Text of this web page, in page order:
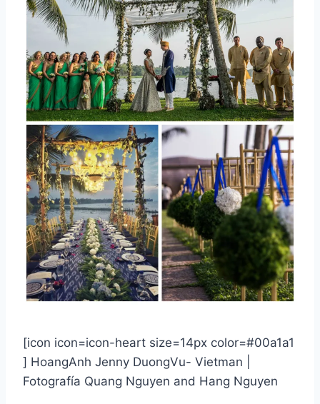
[icon icon=icon-heart size=14px color=#00a1a1
] HoangAnh Jenny DuongVu- Vietman |
Fotografía Quang Nguyen and Hang Nguyen